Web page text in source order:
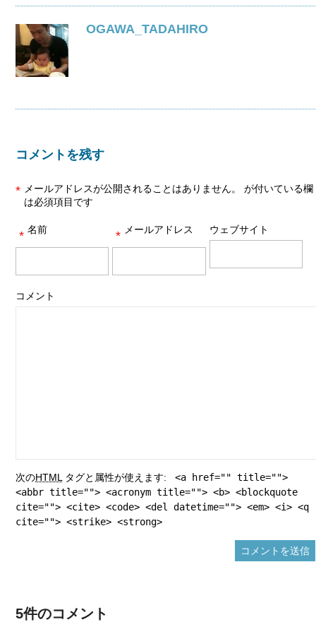
OGAWA_TADAHIRO
コメントを残す
メールアドレスが公開されることはありません。
*
が付いている欄
は必須項目です
名前
* メールアドレス
* ウェブサイト
コメント
次のHTML タグと属性が使えます:
<a href="" title="">
<abbr title=""> <acronym title=""> <b> <blockquote
cite=""> <cite> <code> <del datetime=""> <em> <i> <q
cite=""> <strike> <strong>
5件のコメント